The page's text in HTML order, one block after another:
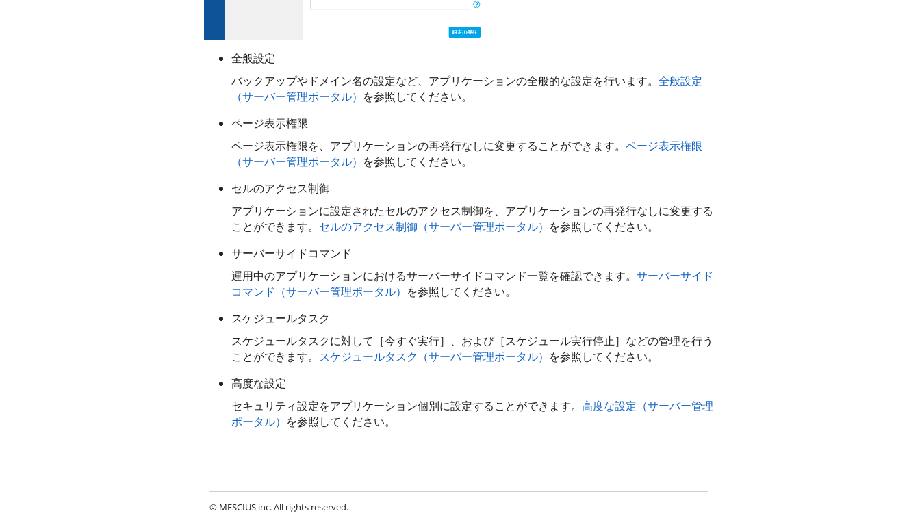
全般設定
バックアップやドメイン名の設定など、アプリケーションの全般的な設定を行います。 全般設定
（サーバー管理ポータル） を参照してください。
ページ表示権限
ページ表示権限を、アプリケーションの再発行なしに変更することができます。 ページ表示権限
（サーバー管理ポータル） を参照してください。
セルのアクセス制御
アプリケーションに設定されたセルのアクセス制御を、アプリケーションの再発行なしに変更する
ことができます。 セルのアクセス制御（サーバー管理ポータル） を参照してください。
サーバーサイドコマンド
運用中のアプリケーションにおけるサーバーサイドコマンド一覧を確認できます。 サーバーサイド
コマンド（サーバー管理ポータル） を参照してください。
スケジュールタスク
スケジュールタスクに対して［今すぐ実行］、および［スケジュール実行停止］などの管理を行う
ことができます。 スケジュールタスク（サーバー管理ポータル） を参照してください。
高度な設定
セキュリティ設定をアプリケーション個別に設定することができます。 高度な設定（サーバー管理
ポータル） を参照してください。
© MESCIUS inc. All rights reserved.